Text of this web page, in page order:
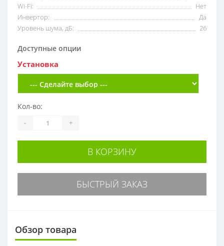
Wi-Fi:
Нет
Инвертор:
Да
Уровень шума, дБ:
26
Доступные опции
Установка
Кол-во:
- +
В КОРЗИНУ
БЫСТРЫЙ ЗАКАЗ
Обзор товара